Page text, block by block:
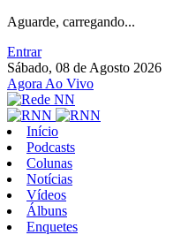
Aguarde, carregando...
Entrar
Sábado, 08 de Agosto 2026
Agora Ao Vivo
Início
Podcasts
Colunas
Notícias
Vídeos
Álbuns
Enquetes